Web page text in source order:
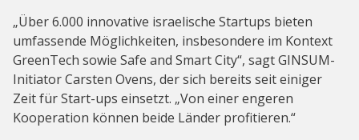
„Über 6.000 innovative israelische Startups bieten
umfassende Möglichkeiten, insbesondere im Kontext
GreenTech sowie Safe and Smart City“, sagt GINSUM-
Initiator Carsten Ovens, der sich bereits seit einiger
Zeit für Start-ups einsetzt. „Von einer engeren
Kooperation können beide Länder profitieren.“